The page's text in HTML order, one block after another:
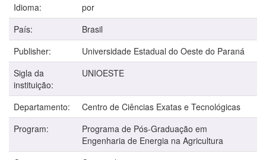
Idioma:
por
País:
Brasil
Publisher:
Universidade Estadual do Oeste do Paraná
Sigla da
instituição:
UNIOESTE
Departamento:
Centro de Ciências Exatas e Tecnológicas
Program:
Programa de Pós-Graduação em
Engenharia de Energia na Agricultura